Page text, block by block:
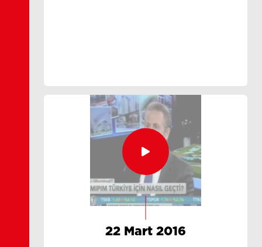
22 Mart 2016